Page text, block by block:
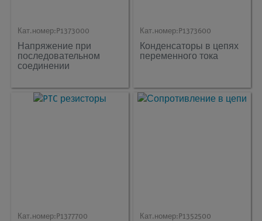
Кат.номер: P1373000
Напряжение при
последовательном
соединении
Кат.номер: P1373600
Конденсаторы в цепях
переменного тока
Кат.номер: P1377700 Кат.номер: P1352500